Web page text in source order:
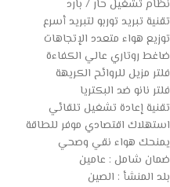
نظام تشغيل حار / بارد
تقنية تبريد توربو لتبريد أسرع
توزيع هواء متعدد الإتجاهات
ضاغط روتاري عالي الكفاءة
فلتر مزيل للروائح الكريهة
فلتر نانو ضد البكتريا
تقنية إعادة تشغيل تلقائي
استهلاك اقتصادي موفر للطاقة
يمنحك هواء نقي وصحي
ضمان شامل : عامين
بلد المنشأ : الصين